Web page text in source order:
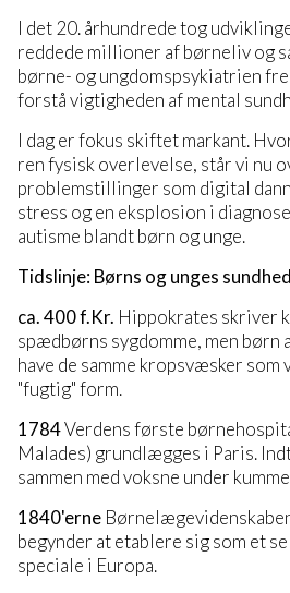
I det 20. århundrede tog
reddede millioner af børneliv og
børne- og ungdomspsykiatrien
forstå vigtigheden af mental
I dag er fokus skiftet markant.
ren fysisk overlevelse, står vi nu
problemstillinger som digital
stress og en eksplosion i
autisme blandt børn og unge.
Tidslinje: Børns og unges sundhed
ca. 400 f.Kr. Hippokrates skriver
spædbørns sygdomme, men børn
have de samme kropsvæsker som
"fugtig" form.
1784Verdens første
Malades) grundlægges i Paris.
sammen med voksne under
1840'erne
begynder at etablere sig som et
speciale i Europa.